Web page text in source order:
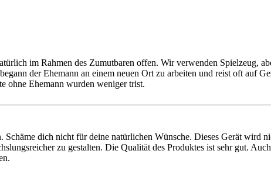
im Rahmen des Zumutbaren offen. Wir verwenden Spielzeug,
der Ehemann an einem neuen Ort zu arbeiten und reist oft auf
ohne Ehemann wurden weniger trist.
Schäme dich nicht für deine natürlichen Wünsche. Dieses Gerät wird
zu gestalten. Die Qualität des Produktes ist sehr gut.